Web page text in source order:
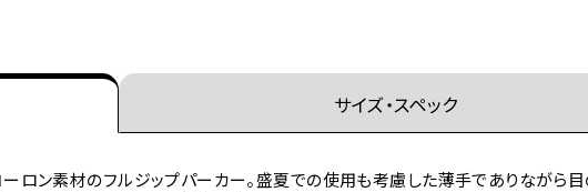
サイズ・スペック
ーロン素材のフルジップパーカー。盛夏での使用も考慮した薄手でありながら